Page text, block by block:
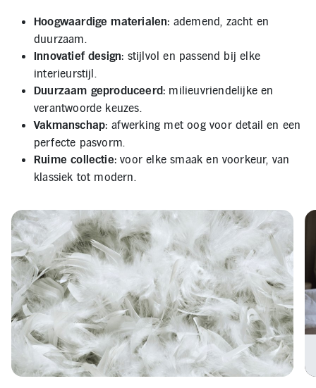
Hoogwaardige materialen: ademend, zacht en
duurzaam.
Innovatief design: stijlvol en passend bij elke
interieurstijl.
Duurzaam geproduceerd: milieuvriendelijke en
verantwoorde keuzes.
Vakmanschap: afwerking met oog voor detail en een
perfecte pasvorm.
Ruime collectie: voor elke smaak en voorkeur, van
klassiek tot modern.